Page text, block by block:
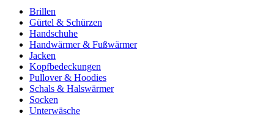
Brillen
Gürtel & Schürzen
Handschuhe
Handwärmer & Fußwärmer
Jacken
Kopfbedeckungen
Pullover & Hoodies
Schals & Halswärmer
Socken
Unterwäsche